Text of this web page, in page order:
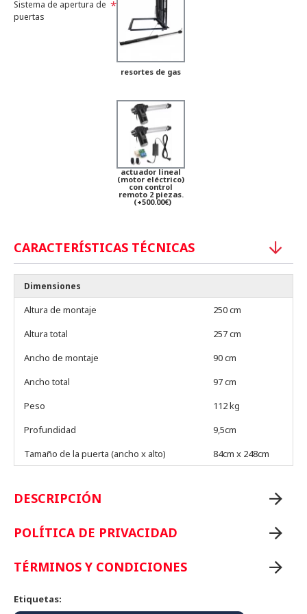
Sistema de apertura de
puertas
resortes de gas
actuador lineal
(motor eléctrico)
con control
remoto 2 piezas.
(+500.00€)
CARACTERÍSTICAS TÉCNICAS
Dimensiones
Altura de montaje
250 cm
Altura total
257 cm
Ancho de montaje
90 cm
Ancho total
97 cm
Peso
112 kg
Profundidad
9,5cm
Tamaño de la puerta (ancho x alto)
84cm x 248cm
DESCRIPCIÓN
POLÍTICA DE PRIVACIDAD
TÉRMINOS Y CONDICIONES
Etiquetas: